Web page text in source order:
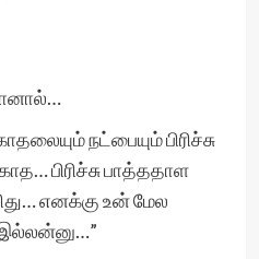
நட்பையும் பிரிச்சு
பிரிச்சு பாத்ததாள
எனக்கு உன் மேல
இல்லன்னு…”